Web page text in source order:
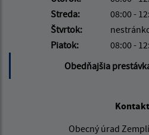
Streda:
08:00 -
Štvrtok:
Piatok:
08:00 -
Obedňajšia
Obecný úrad